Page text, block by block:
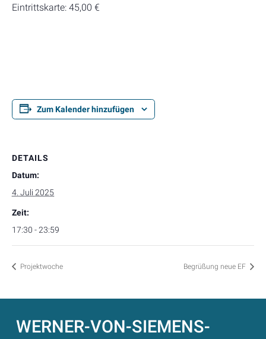
Eintrittskarte: 45,00 €
Zum Kalender hinzufügen
DETAILS
Datum:
4. Juli 2025
Zeit:
17:30 - 23:59
Projektwoche Begrüßung neue EF
WERNER-VON-SIEMENS-